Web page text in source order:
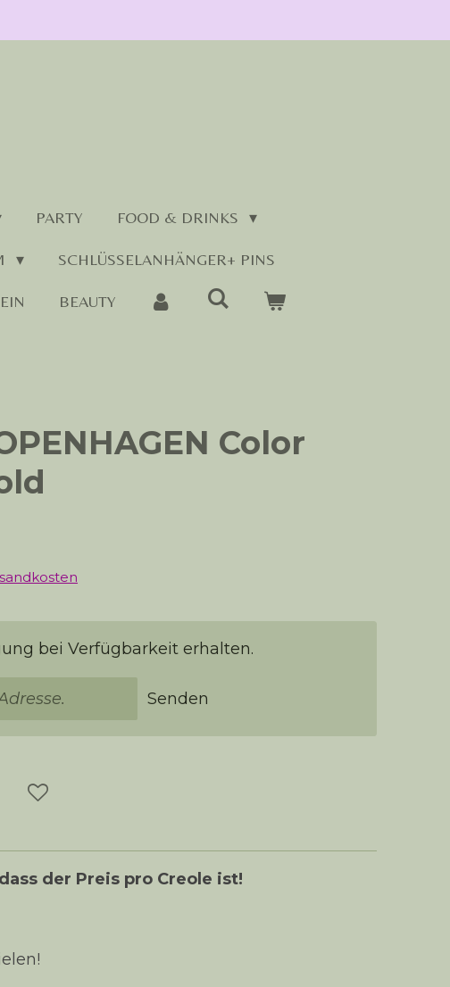
PARTY FOOD & DRINKS
SCHLÜSSELANHÄNGER+ PINS
BEAUTY
Color
bei Verfügbarkeit erhalten.
Senden
der Preis pro Creole ist!